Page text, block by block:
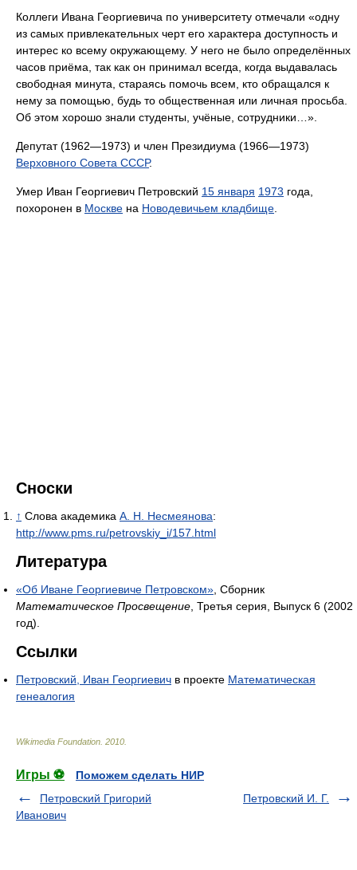
Коллеги Ивана Георгиевича по университету отмечали «одну
из самых привлекательных черт его характера доступность и
интерес ко всему окружающему. У него не было определённых
часов приёма, так как он принимал всегда, когда выдавалась
свободная минута, стараясь помочь всем, кто обращался к
нему за помощью, будь то общественная или личная просьба.
Об этом хорошо знали студенты, учёные, сотрудники…».
Депутат (1962—1973) и член Президиума (1966—1973)
Верховного Совета СССР.
Умер Иван Георгиевич Петровский 15 января 1973 года,
похоронен в Москве на Новодевичьем кладбище
Сноски
↑ Слова академика А. Н. Несмеянова:
http://www.pms.ru/petrovskiy_i/157.html
Литература
«Об Иване Георгиевиче Петровском» , Сборник
Математическое Просвещение , Третья серия, Выпуск 6 (2002
год).
Ссылки
Петровский, Иван Георгиевич в проекте Математическая
генеалогия
Wikimedia Foundation 2010
Игры ⚽
Поможем сделать НИР
Петровский Григорий
Иванович
Петровский И. Г.